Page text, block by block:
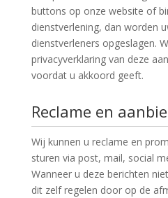
buttons op onze website of
dienstverlening, dan worden
dienstverleners opgeslagen.
privacyverklaring van deze
voordat u akkoord geeft.
Reclame en
Wij kunnen u reclame en
sturen via post, mail, social
Wanneer u deze berichten
dit zelf regelen door op de